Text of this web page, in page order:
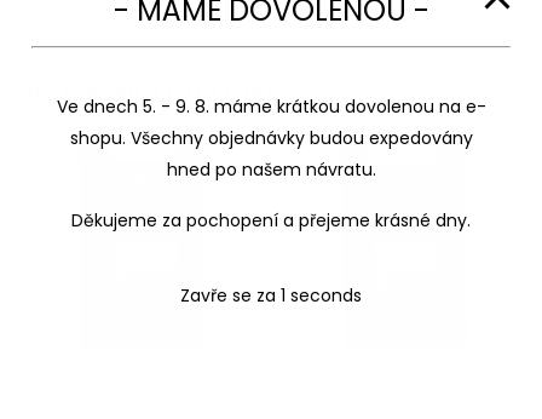
Související produkty
- MÁME DOVOLENOU -
Ve dnech 5. - 9. 8. máme krátkou dovolenou na e-
shopu. Všechny objednávky budou expedovány
hned po našem návratu.
Děkujeme za pochopení a přejeme krásné dny.
Zavře se za 1 seconds